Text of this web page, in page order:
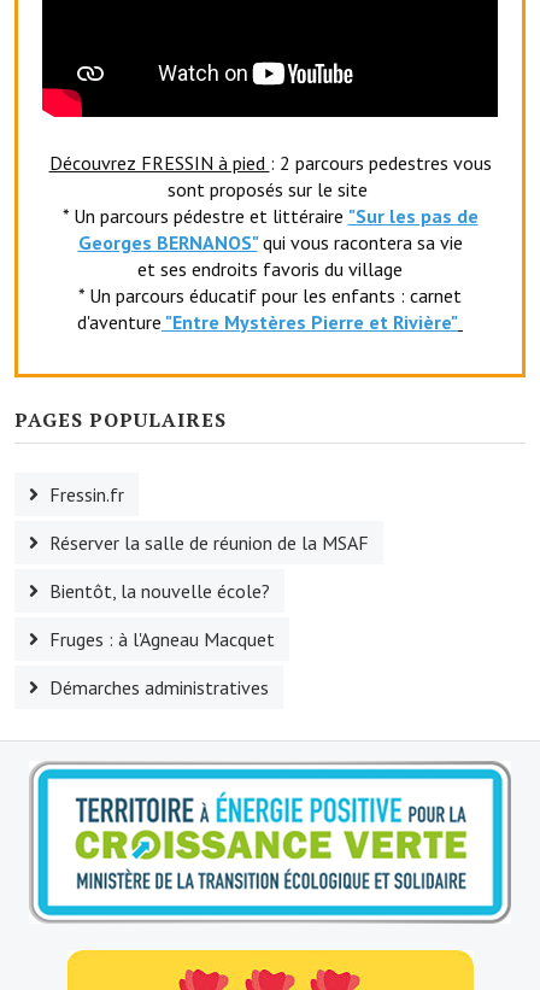
Le calendrier annuel
TOURISME, PATRIMOINE
Fressin, ville d'histoire
L'église
Georges Bernanos
Village d'art
Les sculptures du village
Une église dans l'église
Fressin, cité verte et tourisme sportif
Le sentier de la Planquette
Fressin, lauréat village fleuri
Le sentier de découverte du village
Les foulées Fressinoises
Le parcours cyclo le soleil de satan
Les étangs de Fressin
Découvrez FRESSIN à pied : 2 parcours pedestres vous
sont proposés sur le site
* Un parcours pédestre et littéraire "Sur les pas de
Georges BERNANOS" qui vous racontera sa vie
et ses endroits favoris du village
* Un parcours éducatif pour les enfants : carnet
d'aventure "Entre Mystères Pierre et Rivière"
PAGES POPULAIRES
Fressin.fr
Réserver la salle de réunion de la MSAF
Bientôt, la nouvelle école?
Fruges : à l'Agneau Macquet
Démarches administratives